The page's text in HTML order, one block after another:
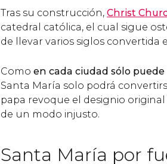
Tras su construcción, Christ
catedral católica, el cual sigue
de llevar varios siglos
Como en cada ciudad sólo
Santa María solo podrá
papa revoque el designio
de un modo injusto.
Santa María por